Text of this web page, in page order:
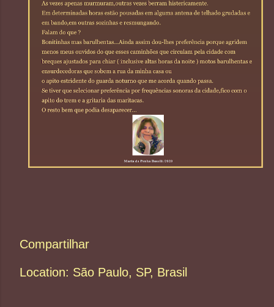
Compartilhar
Location: São Paulo, SP, Brasil